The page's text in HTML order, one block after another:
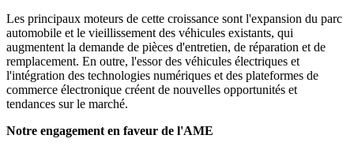
Les principaux moteurs de cette croissance sont l'expansion du parc
automobile et le vieillissement des véhicules existants, qui
augmentent la demande de pièces d'entretien, de réparation et de
remplacement. En outre, l'essor des véhicules électriques et
l'intégration des technologies numériques et des plateformes de
commerce électronique créent de nouvelles opportunités et
tendances sur le marché.
Notre engagement en faveur de l'AME